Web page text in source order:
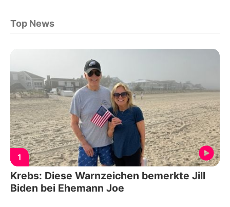
Top News
1
Krebs: Diese Warnzeichen bemerkte Jill
Biden bei Ehemann Joe